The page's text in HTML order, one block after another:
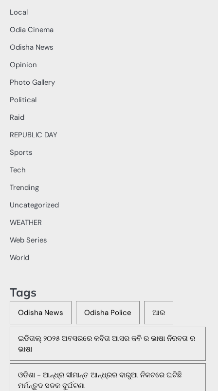
Local
Odia Cinema
Odisha News
Opinion
Photo Gallery
Political
Raid
REPUBLIC DAY
Sports
Tech
Trending
Uncategorized
WEATHER
Web Series
World
Tags
Odisha News Odisha Police ଆର
ଇଡିତାଲ୍ ୨୦୨୫ ଅବସରରେ କବିତା ଆସର କବି ର ଭାଷା ନିରବତା ର
ଭାଷା
ଓଡିଶା - ଆନ୍ଧ୍ର ସୀମାନ୍ତ ଆନ୍ଧ୍ରର ବାରୁଆ ନିକଟରେ ଘଟିଛି
ମର୍ମନ୍ତୁଦ ସଡକ ଦୁର୍ଘଟଣା